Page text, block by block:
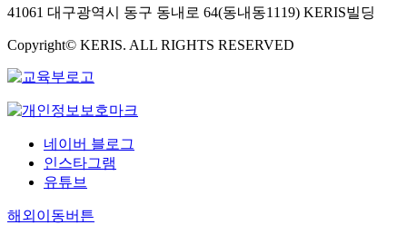
41061 대구광역시 동구 동내로 64(동내동1119) KERIS빌딩
Copyright© KERIS. ALL RIGHTS RESERVED
네이버 블로그
인스타그램
유튜브
해외이동버튼